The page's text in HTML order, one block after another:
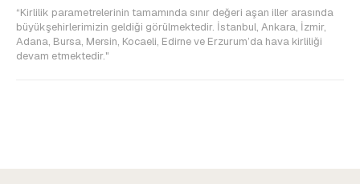
“Kirlilik parametrelerinin tamamında sınır değeri aşan iller arasında
büyükşehirlerimizin geldiği görülmektedir. İstanbul, Ankara, İzmir,
Adana, Bursa, Mersin, Kocaeli, Edirne ve Erzurum’da hava kirliliği
devam etmektedir."